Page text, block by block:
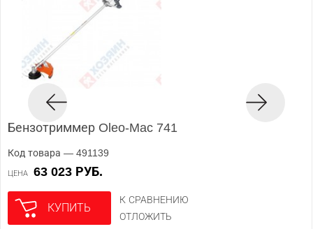
Бензотриммер Oleo-Mac 741
Код товара — 491139
ЦЕНА 63 023 РУБ.
КУПИТЬ
К СРАВНЕНИЮ
ОТЛОЖИТЬ